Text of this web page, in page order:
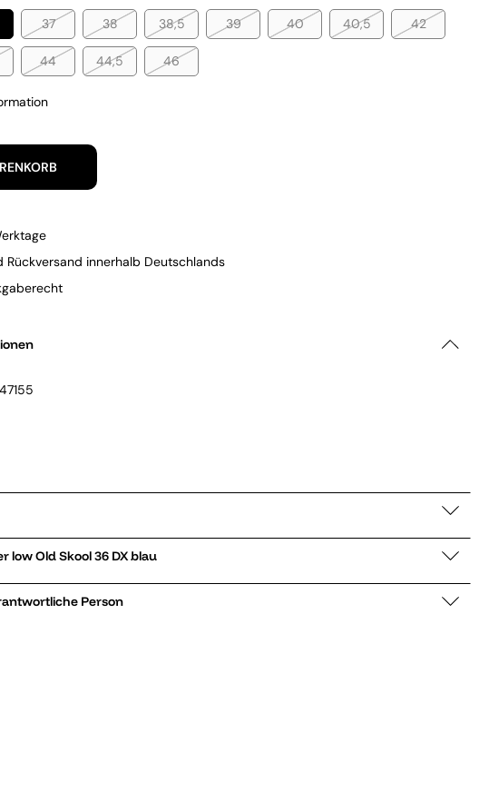
37 38 38,5 39 40 40,5 42
44 44,5 46
innerhalb Deutschlands
Details zu Sneaker low Old Skool 36 DX blau
Person